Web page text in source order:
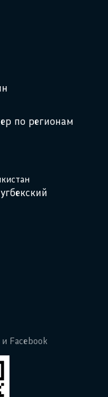
по регионам
Facebook